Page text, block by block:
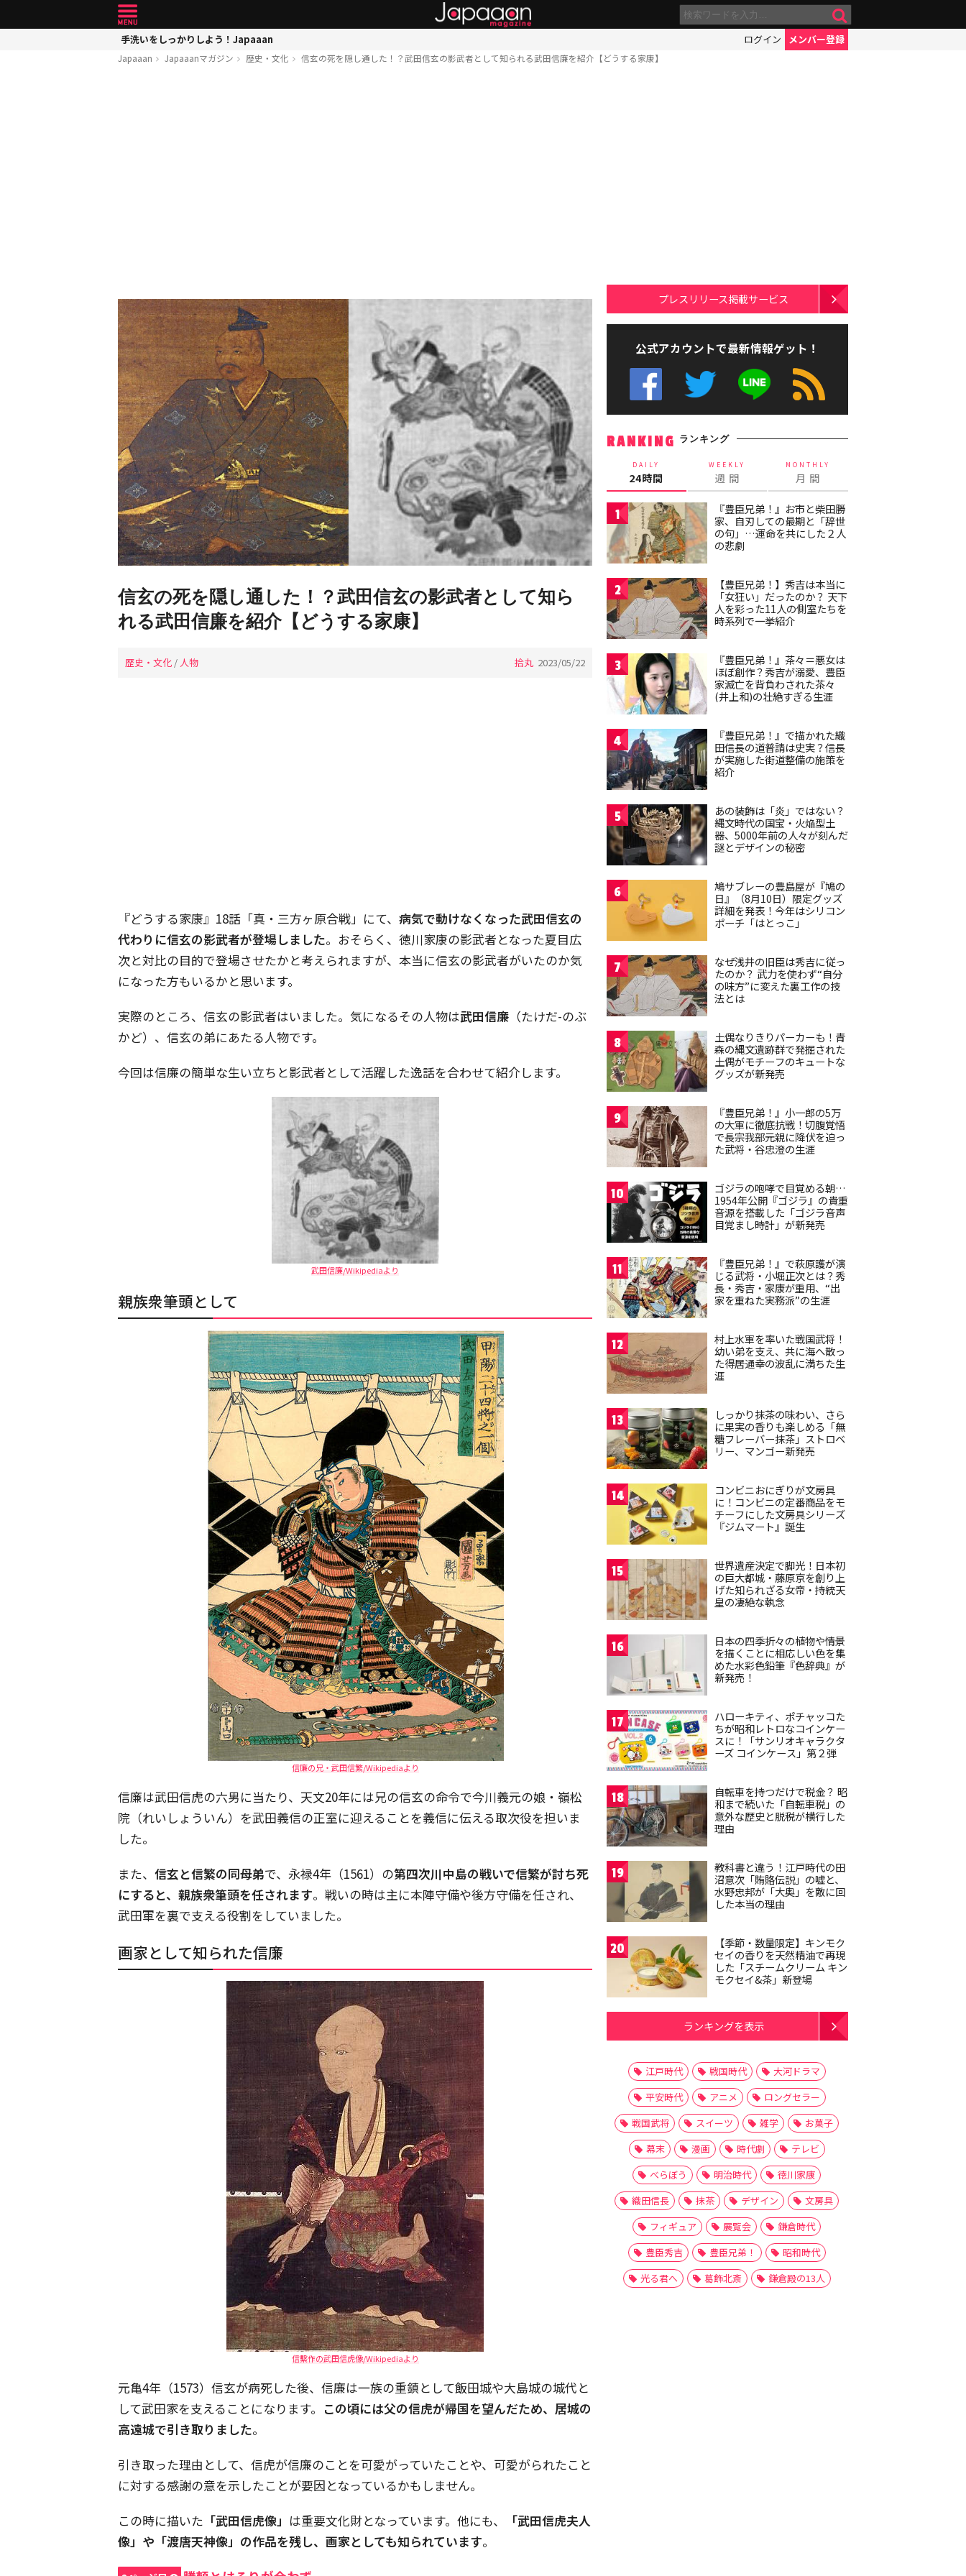
手洗いをしっかりしよう！Japaaan ログイン メンバー登録
Japaaan Japaaanマガジン 歴史・文化 信玄の死を隠し通した！？武田信玄の影武者として知られる武田信廉を紹介【どうする家康】
信玄の死を隠し通した！？武田信玄の影武者として知ら
れる武田信廉を紹介【どうする家康】
歴史・文化 / 人物 拾丸 2023/05/22
『どうする家康』18話「真・三方ヶ原合戦」にて、 病気で動けなくなった武田信玄の
代わりに信玄の影武者が登場しました。おそらく、徳川家康の影武者となった夏目広
次と対比の目的で登場させたかと考えられますが、本当に信玄の影武者がいたのか気
になった方もいるかと思います。
実際のところ、信玄の影武者はいました。気になるその人物は武田信廉 （たけだ-のぶ
かど）、信玄の弟にあたる人物です。
今回は信廉の簡単な生い立ちと影武者として活躍した逸話を合わせて紹介します。
武田信廉/Wikipediaより
親族衆筆頭として
信廉の兄・武田信繁/Wikipediaより
信廉は武田信虎の六男に当たり、天文20年には兄の信玄の命令で今川義元の娘・嶺松
院（れいしょういん）を武田義信の正室に迎えることを義信に伝える取次役を担いま
した。
また、 信玄と信繁の同母弟で、永禄4年（1561）の第四次川中島の戦いで信繁が討ち死
にすると、親族衆筆頭を任されます。戦いの時は主に本陣守備や後方守備を任され、
武田軍を裏で支える役割をしていました。
画家として知られた信廉
信繫作の武田信虎像/Wikipediaより
元亀4年（1573）信玄が病死した後、信廉は一族の重鎮として飯田城や大島城の城代と
して武田家を支えることになります。 この頃には父の信虎が帰国を望んだため、居城の
高遠城で引き取りました。
引き取った理由として、信虎が信廉のことを可愛がっていたことや、可愛がられたこと
に対する感謝の意を示したことが要因となっているかもしません。
この時に描いた 「武田信虎像」 は重要文化財となっています。他にも、
「武田信虎夫人
像」や「渡唐天神像」の作品を残し、画家としても知られています。
プレスリリース掲載サービス
公式アカウントで最新情報ゲット！
RANKING ランキング
DAILY
24時間
WEEKLY
週 間
MONTHLY
月 間
1
『豊臣兄弟！』お市と柴田勝
家、自刃しての最期と「辞世
の句」…運命を共にした２人
の悲劇
2
【豊臣兄弟！】秀吉は本当に
「女狂い」だったのか？ 天下
人を彩った11人の側室たちを
時系列で一挙紹介
3
『豊臣兄弟！』茶々＝悪女は
ほぼ創作？秀吉が溺愛、豊臣
家滅亡を背負わされた茶々
(井上和)の壮絶すぎる生涯
4
『豊臣兄弟！』で描かれた織
田信長の道普請は史実？信長
が実施した街道整備の施策を
紹介
5
あの装飾は「炎」ではない？
縄文時代の国宝・火焔型土
器、5000年前の人々が刻んだ
謎とデザインの秘密
6
鳩サブレーの豊島屋が『鳩の
日』（8月10日）限定グッズ
詳細を発表！今年はシリコン
ポーチ「はとっこ」
7
なぜ浅井の旧臣は秀吉に従っ
たのか？ 武力を使わず“自分
の味方”に変えた裏工作の技
法とは
8
土偶なりきりパーカーも！青
森の縄文遺跡群で発掘された
土偶がモチーフのキュートな
グッズが新発売
9
『豊臣兄弟！』小一郎の5万
の大軍に徹底抗戦！切腹覚悟
で長宗我部元親に降伏を迫っ
た武将・谷忠澄の生涯
10
ゴジラの咆哮で目覚める朝…
1954年公開『ゴジラ』の貴重
音源を搭載した「ゴジラ音声
目覚まし時計」が新発売
11
『豊臣兄弟！』で萩原護が演
じる武将・小堀正次とは？秀
長・秀吉・家康が重用、“出
家を重ねた実務派”の生涯
12
村上水軍を率いた戦国武将！
幼い弟を支え、共に海へ散っ
た得居通幸の波乱に満ちた生
涯
13
しっかり抹茶の味わい、さら
に果実の香りも楽しめる「無
糖フレーバー抹茶」ストロベ
リー、マンゴー新発売
14
コンビニおにぎりが文房具
に！コンビニの定番商品をモ
チーフにした文房具シリーズ
『ジムマート』誕生
15
世界遺産決定で脚光！日本初
の巨大都城・藤原京を創り上
げた知られざる女帝・持統天
皇の凄絶な執念
16
日本の四季折々の植物や情景
を描くことに相応しい色を集
めた水彩色鉛筆『色辞典』が
新発売！
17
ハローキティ、ポチャッコた
ちが昭和レトロなコインケー
スに！「サンリオキャラクタ
ーズ コインケース」第２弾
18
自転車を持つだけで税金？ 昭
和まで続いた「自転車税」の
意外な歴史と脱税が横行した
理由
19
教科書と違う！江戸時代の田
沼意次「賄賂伝説」の嘘と、
水野忠邦が「大奥」を敵に回
した本当の理由
20
【季節・数量限定】キンモク
セイの香りを天然精油で再現
した「スチームクリーム キン
モクセイ&茶」新登場
ランキングを表示
江戸時代 戦国時代
大河ドラマ
平安時代
アニメ
ロングセラー
戦国武将
スイーツ 雑学
お菓子
幕末
漫画 時代劇
テレビ
べらぼう
明治時代
徳川家康
織田信長
抹茶 デザイン
文房具
フィギュア
展覧会
鎌倉時代
豊臣秀吉
豊臣兄弟！
昭和時代
光る君へ
葛飾北斎 鎌倉殿の13人